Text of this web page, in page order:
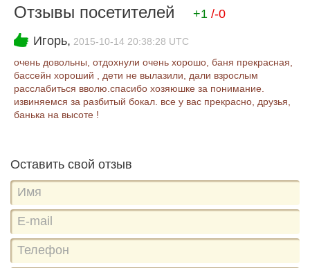
Отзывы посетителей +1 /-0
Игорь, 2015-10-14 20:38:28 UTC
очень довольны, отдохнули очень хорошо, баня прекрасная,
бассейн хороший , дети не вылазили, дали взрослым
расслабиться вволю.спасибо хозяюшке за понимание.
извиняемся за разбитый бокал. все у вас прекрасно, друзья,
банька на высоте !
Оставить свой отзыв